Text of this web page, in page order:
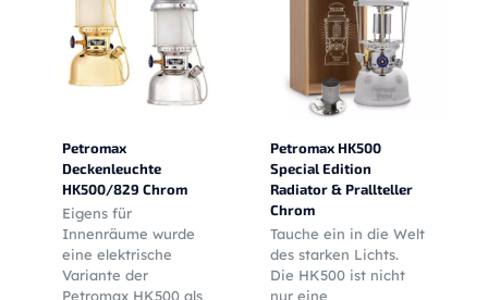
Petromax
Deckenleuchte
HK500/829 Chrom
Eigens für
Innenräume wurde
eine elektrische
Variante der
Petromax HK500 als
Petromax HK500
Special Edition
Radiator & Prallteller
Chrom
Tauche ein in die Welt
des starken Lichts.
Die HK500 ist nicht
nur eine